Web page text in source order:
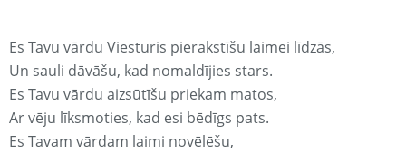
Es Tavu vārdu Viesturis pierakstīšu laimei līdzās,
Un sauli dāvāšu, kad nomaldījies stars.
Es Tavu vārdu aizsūtīšu priekam matos,
Ar vēju līksmoties, kad esi bēdīgs pats.
Es Tavam vārdam laimi novēlēšu,